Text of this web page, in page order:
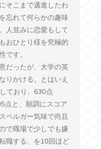
そこまで邁進したわ
忘れて何らかの趣味
人並みに恋愛もして
おひとり様を究極的
です。
だったが、大学の英
りかける。とはいえ
ており、630点
と、順調にスコア
ペルガー気味で尚且
で職場で少しでも嫌
職する、を10回ほど